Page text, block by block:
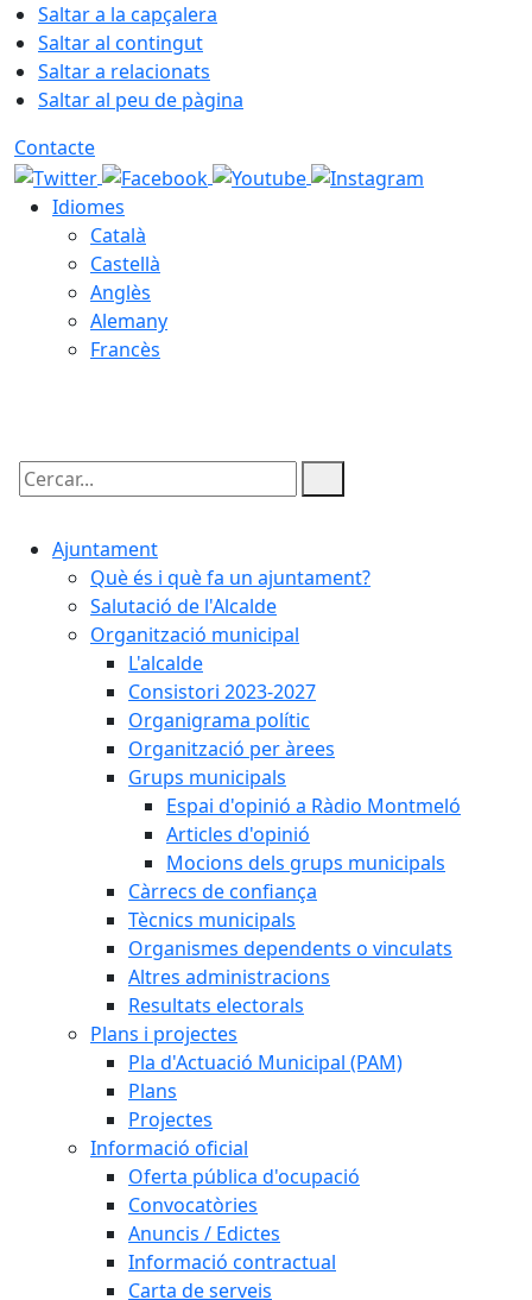
Saltar a la capçalera
Saltar al contingut
Saltar a relacionats
Saltar al peu de pàgina
Contacte
Idiomes
Català
Castellà
Anglès
Alemany
Francès
Cercar:
Ajuntament
Què és i què fa un ajuntament?
Salutació de l'Alcalde
Organització municipal
L'alcalde
Consistori 2023-2027
Organigrama polític
Organització per àrees
Grups municipals
Espai d'opinió a Ràdio Montmeló
Articles d'opinió
Mocions dels grups municipals
Càrrecs de confiança
Tècnics municipals
Organismes dependents o vinculats
Altres administracions
Resultats electorals
Plans i projectes
Pla d'Actuació Municipal (PAM)
Plans
Projectes
Informació oficial
Oferta pública d'ocupació
Convocatòries
Anuncis / Edictes
Informació contractual
Carta de serveis